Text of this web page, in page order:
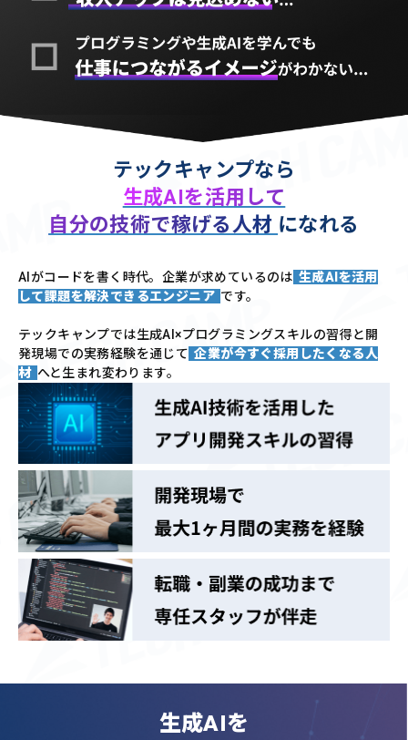
テックキャンプなら
生成AIを活用して
自分の技術で稼げる人材 になれる
AIがコードを書く時代。企業が求めているのは 生成AIを活用
して課題を解決できるエンジニア です。
テックキャンプでは生成AI×プログラミングスキルの習得と開
発現場での実務経験を通じて 企業が今すぐ採用したくなる人
材 へと生まれ変わります。
生成AIを